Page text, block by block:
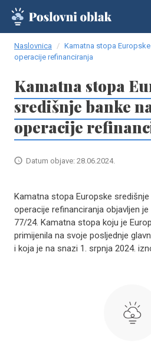
Naslovnica
Kamatna stopa
operacije refinanciranja
Kamatna stopa
središnje banke
operacije
Datum objave: 28.06.2024.
Kamatna stopa Europske središnje
operacije refinanciranja objavljen
77/24. Kamatna stopa koju je
primijenila na svoje posljednje
i koja je na snazi 1. srpnja 2024.